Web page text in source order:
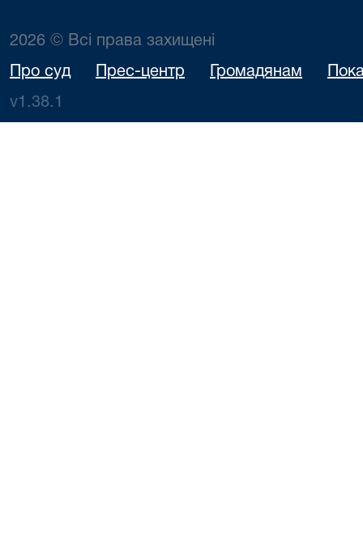
2026 © Всі права захищені
Про суд Прес-центр Громадянам
v1.38.1